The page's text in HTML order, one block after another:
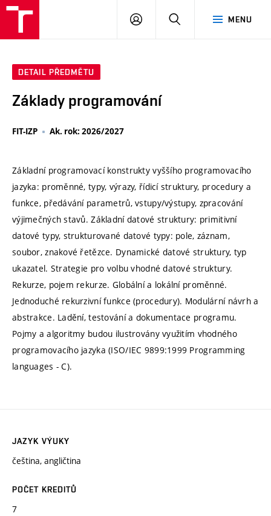
MENU
PŘIHLÁSIT
DETAIL PŘEDMĚTU
Základy programování
FIT-IZP Ak. rok: 2026/2027
Základní programovací konstrukty vyššího programovacího
jazyka: proměnné, typy, výrazy, řídicí struktury, procedury a
funkce, předávání parametrů, vstupy/výstupy, zpracování
výjimečných stavů. Základní datové struktury: primitivní
datové typy, strukturované datové typy: pole, záznam,
soubor, znakové řetězce. Dynamické datové struktury, typ
ukazatel. Strategie pro volbu vhodné datové struktury.
Rekurze, pojem rekurze. Globální a lokální proměnné.
Jednoduché rekurzivní funkce (procedury). Modulární návrh a
abstrakce. Ladění, testování a dokumentace programu.
Pojmy a algoritmy budou ilustrovány využitím vhodného
programovacího jazyka (ISO/IEC 9899:1999 Programming
languages - C).
JAZYK VÝUKY
čeština, angličtina
POČET KREDITŮ
7